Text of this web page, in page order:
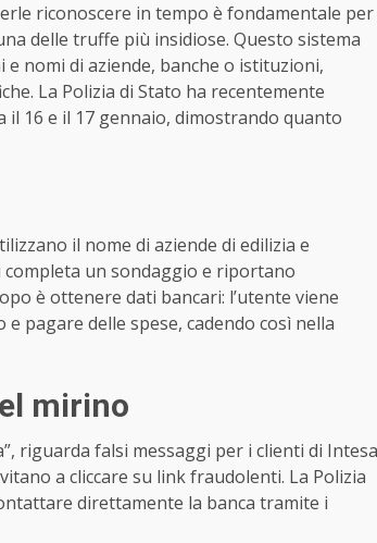
riconoscere in tempo è fondamentale per
delle truffe più insidiose. Questo sistema
nomi di aziende, banche o istituzioni,
La Polizia di Stato ha recentemente
16 e il 17 gennaio, dimostrando quanto
il nome di aziende di edilizia e
un sondaggio e riportano
è ottenere dati bancari: l’utente viene
pagare delle spese, cadendo così nella
mirino
riguarda falsi messaggi per i clienti di Intesa
a cliccare su link fraudolenti. La Polizia
direttamente la banca tramite i